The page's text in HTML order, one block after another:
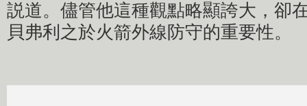
説道。儘管他這種觀點略顯誇大，卻
貝弗利之於火箭外線防守的重要性。